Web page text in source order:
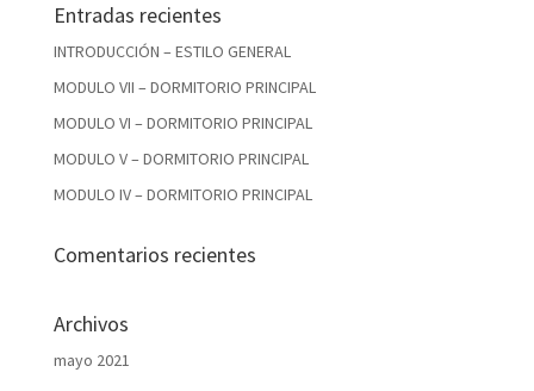
Entradas recientes
INTRODUCCIÓN – ESTILO GENERAL
MODULO VII – DORMITORIO PRINCIPAL
MODULO VI – DORMITORIO PRINCIPAL
MODULO V – DORMITORIO PRINCIPAL
MODULO IV – DORMITORIO PRINCIPAL
Comentarios recientes
Archivos
mayo 2021